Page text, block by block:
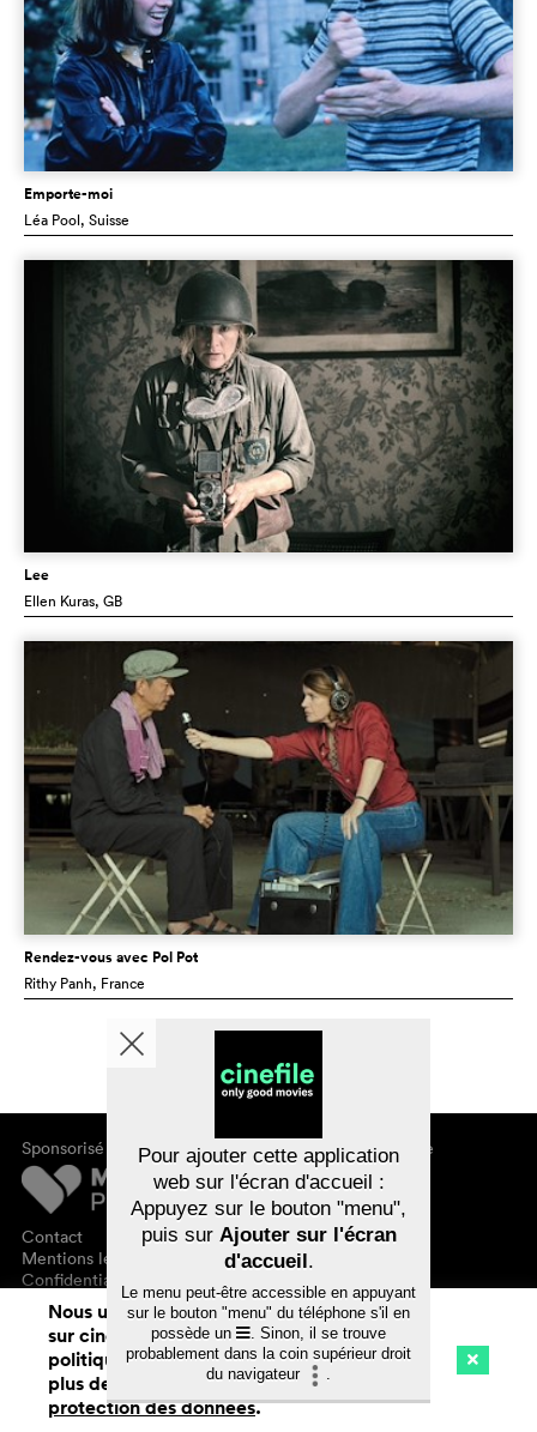
Cinéma Streaming Watchlist (
Emporte-moi
Léa Pool, Suisse
Lee
Ellen Kuras, GB
Rendez-vous avec Pol Pot
Rithy Panh, France
Sponsorisé par
Contact
Mentions légales
Confidentialité des données
À propos de cinefile
S'inscrire/s'abonner
Newsletter
FAQ
Bons-cadeaux
Nous utilisons des cookies. En naviguant
sur cinefile.ch, vous acceptez notre
politique d'utilisation des cookies. Pour
plus de détails, voir notredéclaration de
protection des données.
Pour ajouter cette application
web sur l'écran d'accueil :
Appuyez sur le bouton "menu",
puis sur Ajouter sur l'écran
d'accueil.
Le menu peut-être accessible en appuyant
sur le bouton "menu" du téléphone s'il en
possède un
. Sinon, il se trouve
probablement dans la coin supérieur droit
du navigateur
.